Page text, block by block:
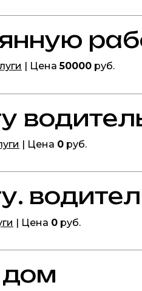
| Цена50000 руб.
водитель
| Цена 0 руб.
| Цена 0 руб.